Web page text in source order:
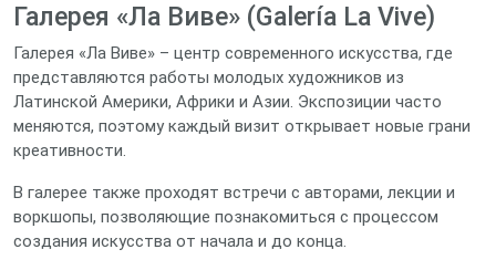
Галерея «Ла Виве» (Galería La Vive)
Галерея «Ла Виве» – центр современного искусства, где
представляются работы молодых художников из
Латинской Америки, Африки и Азии. Экспозиции часто
меняются, поэтому каждый визит открывает новые грани
креативности.
В галерее также проходят встречи с авторами, лекции и
воркшопы, позволяющие познакомиться с процессом
создания искусства от начала и до конца.